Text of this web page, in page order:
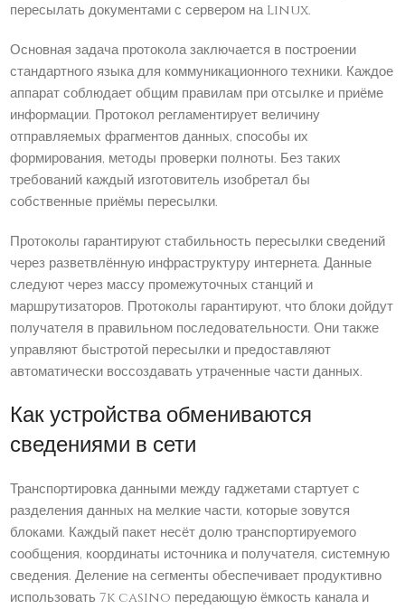
пересылать документами с сервером на Linux.
Основная задача протокола заключается в построении
стандартного языка для коммуникационного техники. Каждое
аппарат соблюдает общим правилам при отсылке и приёме
информации. Протокол регламентирует величину
отправляемых фрагментов данных, способы их
формирования, методы проверки полноты. Без таких
требований каждый изготовитель изобретал бы
собственные приёмы пересылки.
Протоколы гарантируют стабильность пересылки сведений
через разветвлённую инфраструктуру интернета. Данные
следуют через массу промежуточных станций и
маршрутизаторов. Протоколы гарантируют, что блоки дойдут
получателя в правильном последовательности. Они также
управляют быстротой пересылки и предоставляют
автоматически воссоздавать утраченные части данных.
Как устройства обмениваются
сведениями в сети
Транспортировка данными между гаджетами стартует с
разделения данных на мелкие части, которые зовутся
блоками. Каждый пакет несёт долю транспортируемого
сообщения, координаты источника и получателя, системную
сведения. Деление на сегменты обеспечивает продуктивно
использовать 7k casino передающую ёмкость канала и